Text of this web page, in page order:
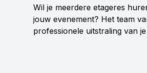
Wil je meerdere etageres
jouw evenement? Het team
professionele uitstraling van